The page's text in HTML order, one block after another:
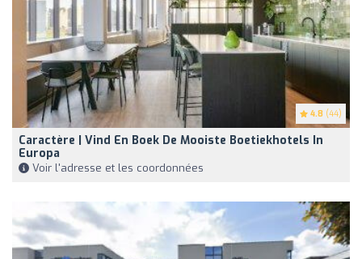
4.8 (44)
Caractère | Vind En Boek De Mooiste Boetiekhotels In
Europa
Voir l'adresse et les coordonnées